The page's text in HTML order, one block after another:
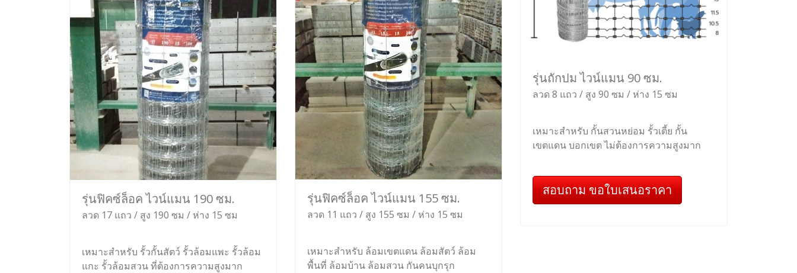
รุ่นฟิคซ์ล็อค ไวน์แมน 190 ซม.
ลวด 17 แถว / สูง 190 ซม / ห่าง 15 ซม
เหมาะสำหรับ รั้วกั้นสัตว์ รั้วล้อมแพะ รั้วล้อม
แกะ รั้วล้อมสวน ที่ต้องการความสูงมาก
รุ่นฟิคซ์ล็อค ไวน์แมน 155 ซม.
ลวด 11 แถว / สูง 155 ซม / ห่าง 15 ซม
เหมาะสำหรับ ล้อมเขตแดน ล้อมสัตว์ ล้อม
พื้นที่ ล้อมบ้าน ล้อมสวน กันคนบุกรุก
รุ่นถักปม ไวน์แมน 90 ซม.
ลวด 8 แถว / สูง 90 ซม / ห่าง 15 ซม
เหมาะสำหรับ กั้นสวนหย่อม รั้วเตี้ย กั้น
เขตแดน บอกเขต ไม่ต้องการความสูงมาก
สอบถาม ขอใบเสนอราคา